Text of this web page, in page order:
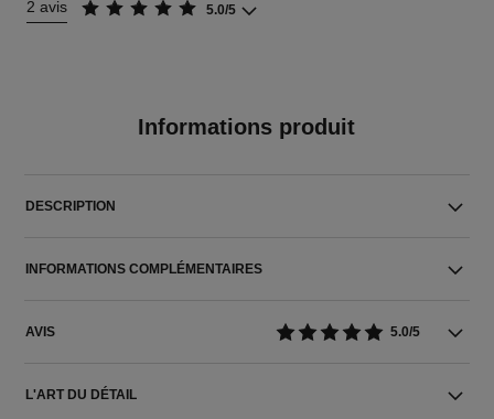
2 avis 5.0/5
Informations produit
DESCRIPTION
INFORMATIONS COMPLÉMENTAIRES
AVIS 5.0/5
L'ART DU DÉTAIL